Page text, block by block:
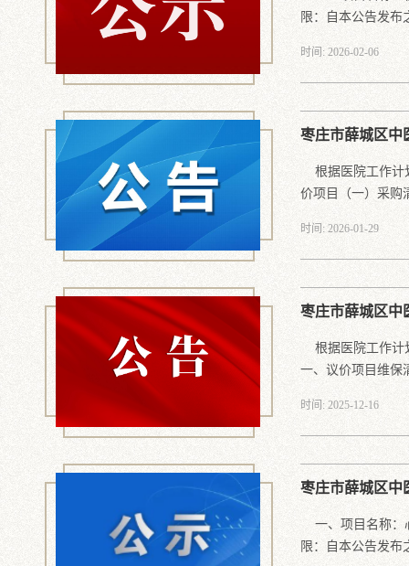
限：自本公告发布
时间: 2026-02-06
枣庄市薛城区中
根据医院工作计
价项目（一）采购
时间: 2026-01-29
枣庄市薛城区中
根据医院工作计
一、议价项目维保
时间: 2025-12-16
枣庄市薛城区中
一、项目名称：
限：自本公告发布